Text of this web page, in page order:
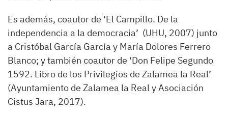
Es además, coautor de ‘El Campillo. De la
independencia a la democracia’ (UHU, 2007) junto
a Cristóbal García García y María Dolores Ferrero
Blanco; y también coautor de ‘Don Felipe Segundo
1592. Libro de los Privilegios de Zalamea la Real’
(Ayuntamiento de Zalamea la Real y Asociación
Cistus Jara, 2017).